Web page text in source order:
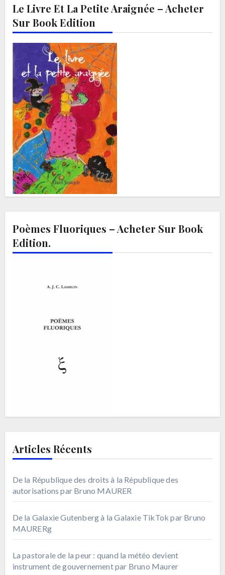
Le Livre Et La Petite Araignée – Acheter
Sur Book Edition
Poèmes Fluoriques – Acheter Sur Book
Edition.
Articles Récents
De la République des droits à la République des
autorisations par Bruno MAURER
De la Galaxie Gutenberg à la Galaxie TikTok par Bruno
MAURERg
La pastorale de la peur : quand la météo devient
instrument de gouvernement par Bruno Maurer